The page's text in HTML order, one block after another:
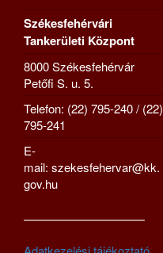
Székesfehérvári
Tankerületi Központ
8000 Székesfehérvár
Petőfi S. u. 5.
Telefon: (22) 795-240 / (22)
795-241
E-
mail: szekesfehervar@kk.
gov.hu
—————————–